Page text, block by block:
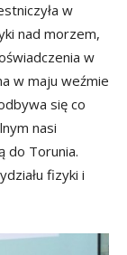
w
nad morzem,
w
w maju weźmie
się co
nasi
do Torunia.
fizyki i